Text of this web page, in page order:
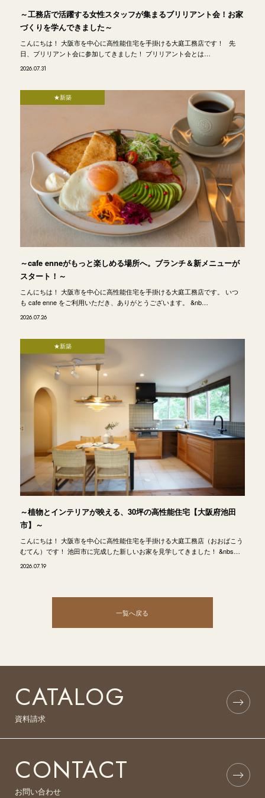
～工務店で活躍する女性スタッフが集まるブリリアント会！お家
づくりを学んできました～
こんにちは！ 大阪市を中心に高性能住宅を手掛ける大庭工務店です！ 先
日、ブリリアント会に参加してきました！ ブリリアント会とは…
2026.07.31
★新築
～cafe enneがもっと楽しめる場所へ。ブランチ＆新メニューが
スタート！～
こんにちは！ 大阪市を中心に高性能住宅を手掛ける大庭工務店です。 いつ
も cafe enne をご利用いただき、ありがとうございます。 &nb…
2026.07.26
★新築
～植物とインテリアが映える、30坪の高性能住宅【大阪府池田
市】～
こんにちは！ 大阪市を中心に高性能住宅を手掛ける大庭工務店（おおばこう
むてん）です！ 池田市に完成した新しいお家を見学してきました！ &nbs…
2026.07.19
一覧へ戻る
CATALOG
資料請求
CONTACT
お問い合わせ